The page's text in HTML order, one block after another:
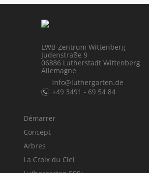
LWB-Zentrum Wittenberg
Jüdenstraße 9
06886 Lutherstadt Wittenberg
Allemagne
info@luthergarten.de
+49 3491 - 69 54 84
Démarrer
Concept
Arbres
La Croix du Ciel